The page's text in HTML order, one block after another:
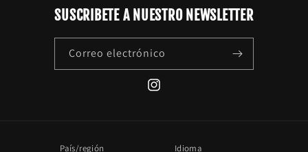
SUSCRIBETE A NUESTRO NEWSLETTER
Correo electrónico
Instagram
País/región Idioma